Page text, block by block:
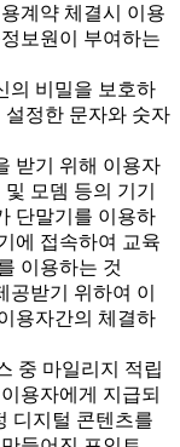
계약 체결시 이용
보원이 부여하는
의 비밀을 보호하
정한 문자와 숫자
받기 위해 이용자
모뎀 등의 기기
단말기를 이용하
에 접속하여 교육
이용하는 것
받기 위하여 이
용자간의 체결하
중 마일리지 적립
용자에게 지급되
디지털 콘텐츠를